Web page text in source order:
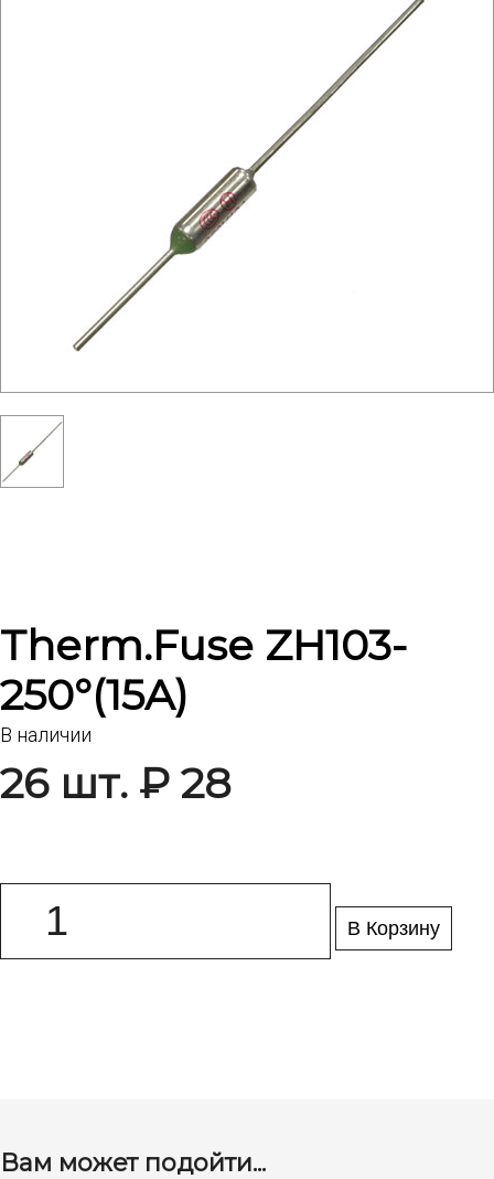
Therm.Fuse ZH103-
250°(15A)
В наличии
26 шт. ₽ 28
В Корзину
Вам может подойти...